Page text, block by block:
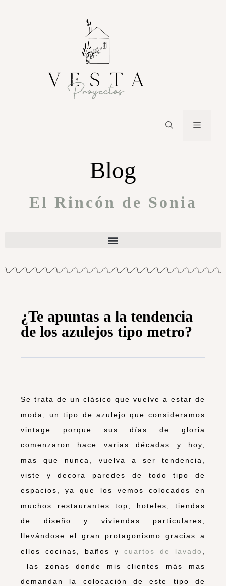
Blog
El Rincón de Sonia
¿Te apuntas a la tendencia
de los azulejos tipo metro?
Se trata de un clásico que vuelve a estar de
moda, un tipo de azulejo que consideramos
vintage porque sus días de gloria
comenzaron hace varias décadas y hoy,
mas que nunca, vuelva a ser tendencia,
viste y decora paredes de todo tipo de
espacios, ya que los vemos colocados en
muchos restaurantes top, hoteles, tiendas
de diseño y viviendas particulares,
llevándose el gran protagonismo gracias a
ellos cocinas, baños y cuartos de lavado
las zonas donde mis clientes más mas
demandan la colocación de este tipo de